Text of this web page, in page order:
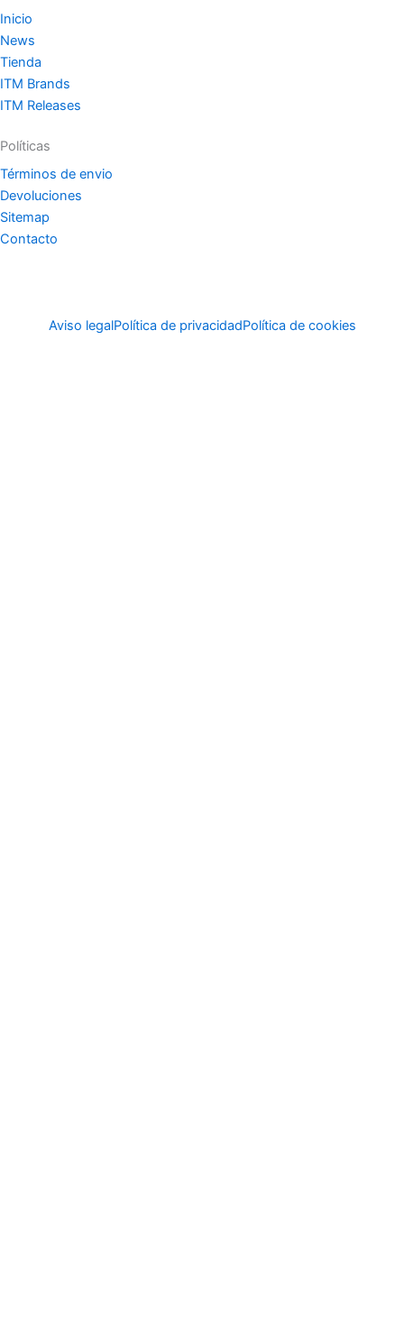
Inicio
News
Tienda
ITM Brands
ITM Releases
Políticas
Términos de envio
Devoluciones
Sitemap
Contacto
Aviso legalPolítica de privacidadPolítica de cookies